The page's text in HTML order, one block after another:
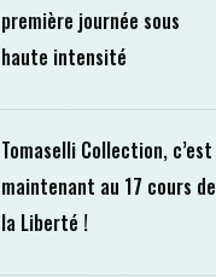
première journée sous
haute intensité
Tomaselli Collection, c’est
maintenant au 17 cours de
la Liberté !